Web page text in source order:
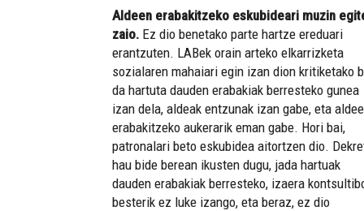
Aldeen erabakitzeko eskubideari muzin
zaio. Ez dio benetako parte hartze ereduari
erantzuten. LABek orain arteko elkarrizketa
sozialaren mahaiari egin izan dion kritiketako
da hartuta dauden erabakiak berresteko gunea
izan dela, aldeak entzunak izan gabe, eta
erabakitzeko aukerarik eman gabe. Hori bai,
patronalari beto eskubidea aitortzen dio.
hau bide berean ikusten dugu, jada hartuak
dauden erabakiak berresteko, izaera
besterik ez luke izango, eta beraz, ez dio